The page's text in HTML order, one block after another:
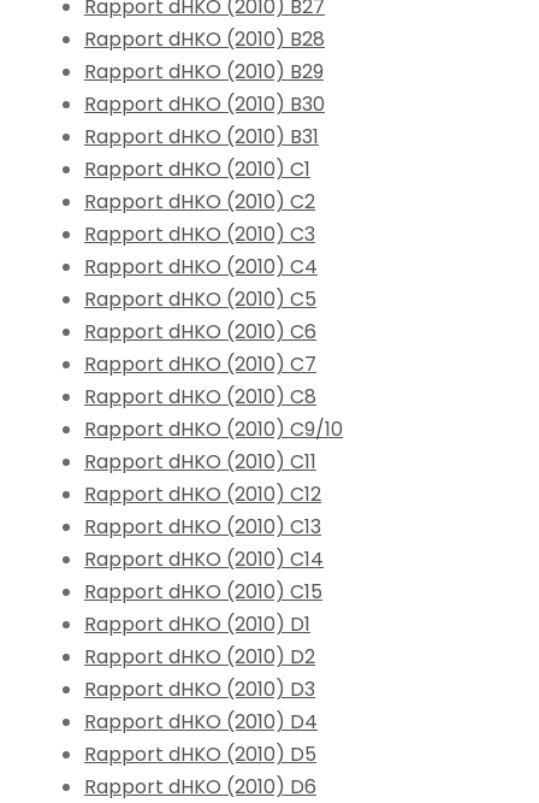
Rapport dHKO (2010) B27
Rapport dHKO (2010) B28
Rapport dHKO (2010) B29
Rapport dHKO (2010) B30
Rapport dHKO (2010) B31
Rapport dHKO (2010) C1
Rapport dHKO (2010) C2
Rapport dHKO (2010) C3
Rapport dHKO (2010) C4
Rapport dHKO (2010) C5
Rapport dHKO (2010) C6
Rapport dHKO (2010) C7
Rapport dHKO (2010) C8
Rapport dHKO (2010) C9/10
Rapport dHKO (2010) C11
Rapport dHKO (2010) C12
Rapport dHKO (2010) C13
Rapport dHKO (2010) C14
Rapport dHKO (2010) C15
Rapport dHKO (2010) D1
Rapport dHKO (2010) D2
Rapport dHKO (2010) D3
Rapport dHKO (2010) D4
Rapport dHKO (2010) D5
Rapport dHKO (2010) D6